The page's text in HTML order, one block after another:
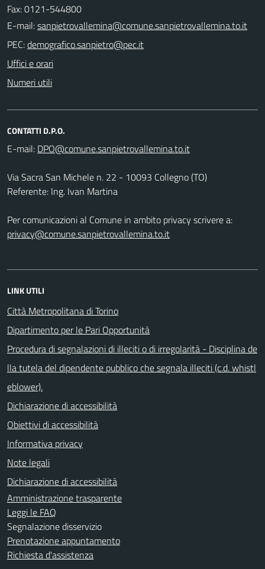
Fax: 0121-544800
E-mail:
PEC:
Uffici e orari
Numeri utili
CONTATTI D.P.O.
E-mail:
Via Sacra San Michele n. 22 - 10093 Collegno (TO)
Referente: Ing. Ivan Martina
Per comunicazioni al Comune in ambito privacy scrivere a:
privacy@comune.sanpietrovallemina.to.it
LINK UTILI
Città Metropolitana di Torino
Dipartimento per le Pari Opportunità
Procedura di segnalazioni di illeciti o di irregolarità - Disciplina de
lla tutela del dipendente pubblico che segnala illeciti (c.d. whistl
eblower).
Dichiarazione di accessibilità
Obiettivi di accessibilità
Informativa privacy
Note legali
Dichiarazione di accessibilità
Amministrazione trasparente
Leggi le FAQ
Segnalazione disservizio
Prenotazione appuntamento
Richiesta d'assistenza